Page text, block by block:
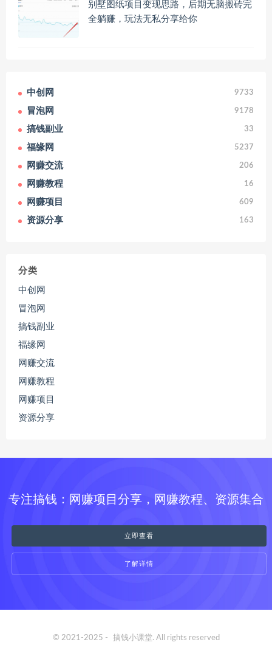
别墅图纸项目变现思路，后期无脑搬砖完
全躺赚，玩法无私分享给你
中创网 9733
冒泡网 9178
搞钱副业 33
福缘网 5237
网赚交流 206
网赚教程 16
网赚项目 609
资源分享 163
分类
中创网
冒泡网
搞钱副业
福缘网
网赚交流
网赚教程
网赚项目
资源分享
专注搞钱：网赚项目分享，网赚教程、资源集合
立即查看
了解详情
© 2021-2025 - 搞钱小课堂. All rights reserved